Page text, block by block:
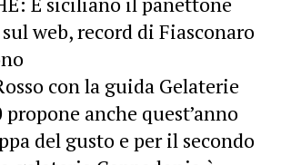
web, record di Fiasconaro
con la guida Gelaterie
anche quest’anno
del gusto e per il secondo